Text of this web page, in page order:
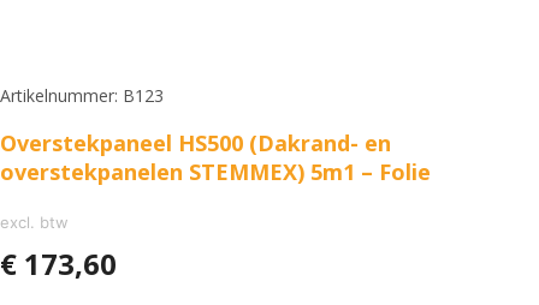
Artikelnummer: B123
Overstekpaneel HS500 (Dakrand- en
overstekpanelen STEMMEX) 5m1 – Folie
excl. btw
€ 173,60